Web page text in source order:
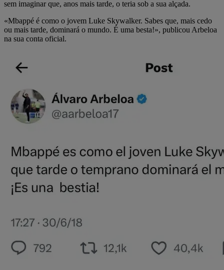
sem imaginar que, anos mais tarde, o teria sob a sua alçada.
«Mbappé é como o jovem Luke Skywalker. Sabes que, mais cedo
ou mais tarde, dominará o mundo. É uma besta!», publicou Arbeloa
na sua conta oficial.